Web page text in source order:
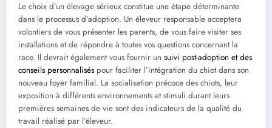
Le choix d’un élevage sérieux constitue une étape déterminante
dans le processus d’adoption. Un éleveur responsable acceptera
volontiers de vous présenter les parents, de vous faire visiter ses
installations et de répondre à toutes vos questions concernant la
race. Il devrait également vous fournir un suivi post-adoption et des
conseils personnalisés pour faciliter l’intégration du chiot dans son
nouveau foyer familial. La socialisation précoce des chiots, leur
exposition à différents environnements et stimuli durant leurs
premières semaines de vie sont des indicateurs de la qualité du
travail réalisé par l’éleveur.